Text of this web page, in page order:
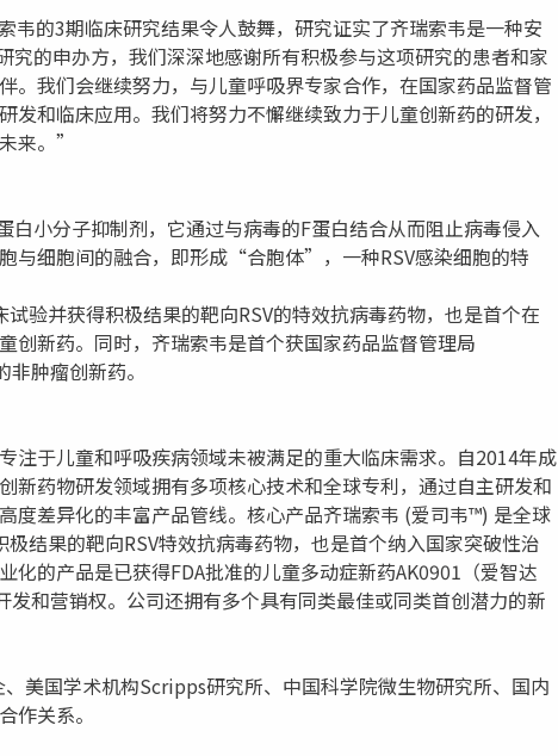
韦的3期临床研究结果令人鼓舞，研究证实了齐瑞索韦是一种安
究的申办方，我们深深地感谢所有积极参与这项研究的患者和家
。我们会继续努力，与儿童呼吸界专家合作，在国家药品监督管
发和临床应用。我们将努力不懈继续致力于儿童创新药的研发，
来。”
白小分子抑制剂，它通过与病毒的F蛋白结合从而阻止病毒侵入
与细胞间的融合，即形成“合胞体”，一种RSV感染细胞的特
验并获得积极结果的靶向RSV的特效抗病毒药物，也是首个在
创新药。同时，齐瑞索韦是首个获国家药品监督管理局
肿瘤创新药。
注于儿童和呼吸疾病领域未被满足的重大临床需求。自2014年成
新药物研发领域拥有多项核心技术和全球专利，通过自主研发和
度差异化的丰富产品管线。核心产品齐瑞索韦 (爱司韦™) 是全球
结果的靶向RSV特效抗病毒药物，也是首个纳入国家突破性治
化的产品是已获得FDA批准的儿童多动症新药AK0901（爱智达
和营销权。公司还拥有多个具有同类最佳或同类首创潜力的新
美国学术机构Scripps研究所、中国科学院微生物研究所、国内
作关系。